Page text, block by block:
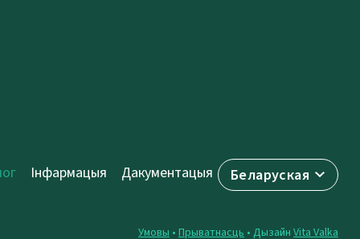
Беларуская
Інфармацыя Дакументацыя
Умовы • Прыватнасць • Дызайн Vita Valka